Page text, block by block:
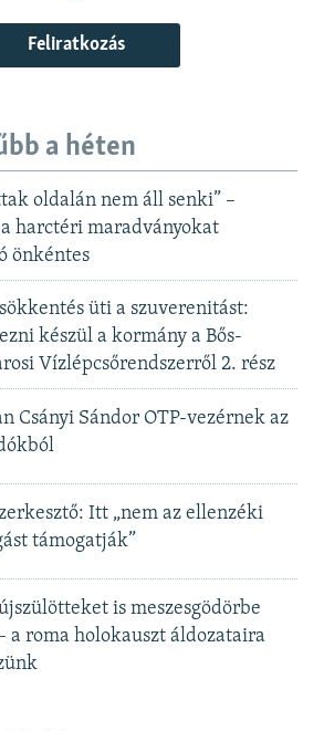
Feliratkozás
a héten
oldalán nem áll senki” –
harctéri maradványokat
önkéntes
üti a szuverenitást:
készül a kormány a Bős-
Vízlépcsőrendszerről 2. rész
Csányi Sándor OTP-vezérnek az
Itt „nem az ellenzéki
támogatják”
is meszesgödörbe
a roma holokauszt áldozataira